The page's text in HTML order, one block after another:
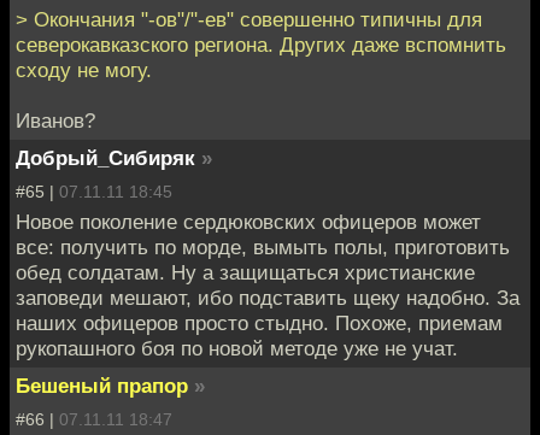
> Окончания "-ов"/"-ев" совершенно типичны для
северокавказского региона. Других даже вспомнить
сходу не могу.
Иванов?
Добрый_Сибиряк »
#65 | 07.11.11 18:45
Новое поколение сердюковских офицеров может
все: получить по морде, вымыть полы, приготовить
обед солдатам. Ну а защищаться христианские
заповеди мешают, ибо подставить щеку надобно. За
наших офицеров просто стыдно. Похоже, приемам
рукопашного боя по новой методе уже не учат.
Бешеный прапор »
#66 | 07.11.11 18:47